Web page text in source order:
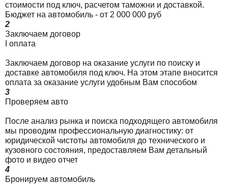
стоимости под ключ, расчетом таможни и доставкой.
Бюджет на автомобиль - от 2 000 000 руб
2
Заключаем договор
I оплата
Заключаем договор на оказание услуги по поиску и
доставке автомобиля под ключ. На этом этапе вносится
оплата за оказание услуги удобным Вам способом
3
Проверяем авто
После анализ рынка и поиска подходящего автомобиля
мы проводим профессиональную диагностику: от
юридической чистоты автомобиля до технического и
кузовного состояния, предоставляем Вам детальный
фото и видео отчет
4
Бронируем автомобиль